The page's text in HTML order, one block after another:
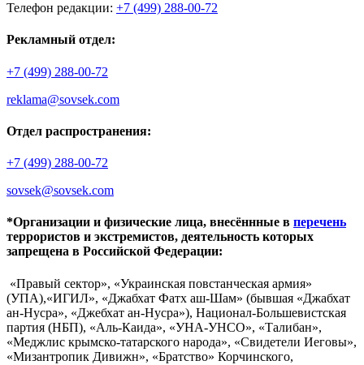
Телефон редакции: +7 (499) 288-00-72
Рекламный отдел:
+7 (499) 288-00-72
reklama@sovsek.com
Отдел распространения:
+7 (499) 288-00-72
sovsek@sovsek.com
*Организации и физические лица, внесённные в перечень
террористов и экстремистов, деятельность которых
запрещена в Российской Федерации:
«Правый сектор», «Украинская повстанческая армия»
(УПА),«ИГИЛ», «Джабхат Фатх аш-Шам» (бывшая «Джабхат
ан-Нусра», «Джебхат ан-Нусра»), Национал-Большевистская
партия (НБП), «Аль-Каида», «УНА-УНСО», «Талибан»,
«Меджлис крымско-татарского народа», «Свидетели Иеговы»,
«Мизантропик Дивижн», «Братство» Корчинского,